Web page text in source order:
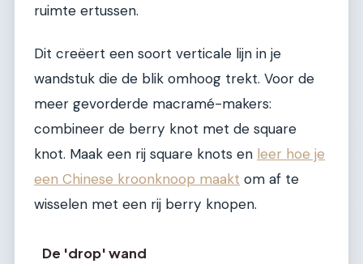
ruimte ertussen.
Dit creëert een soort verticale lijn in je
wandstuk die de blik omhoog trekt. Voor de
meer gevorderde macramé-makers:
combineer de berry knot met de square
knot. Maak een rij square knots en leer hoe je
een Chinese kroonknoop maakt om af te
wisselen met een rij berry knopen.
De 'drop' wand